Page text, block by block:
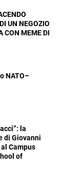
UN NEGOZIO
CON MEME DI
NATO–
la
di Giovanni
Campus
of